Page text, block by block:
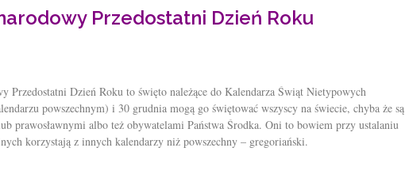
Przedostatni Dzień Roku
Przedostatni Dzień Roku to święto należące do Kalendarza Świąt Nietypowych
powszechnym) i 30 grudnia mogą go świętować wszyscy na świecie, chyba że są
prawosławnymi albo też obywatelami Państwa Środka. Oni to bowiem przy ustalaniu
korzystają z innych kalendarzy niż powszechny – gregoriański.